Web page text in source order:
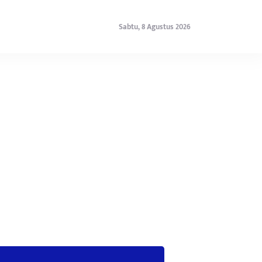
Sabtu, 8 Agustus 2026